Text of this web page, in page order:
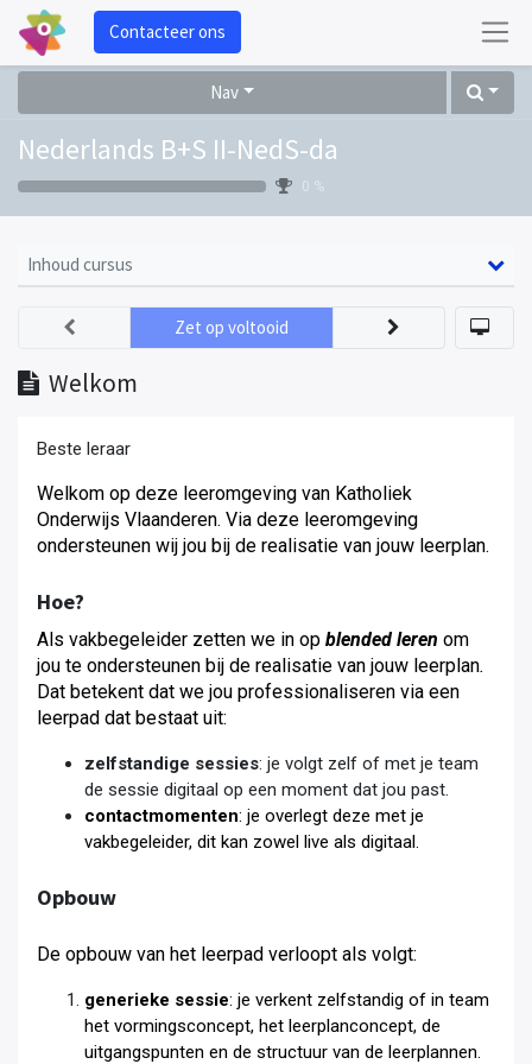
Contacteer ons
Nav
Nederlands B+S II-NedS-da
0 %
Inhoud cursus
Welkom
Zet op voltooid
Beste leraar
Welkom op deze leeromgeving van Katholiek
Onderwijs Vlaanderen. Via deze leeromgeving
ondersteunen wij jou bij de realisatie van jouw leerplan.
Hoe?
Als vakbegeleider zetten we in op blended leren om
jou te ondersteunen bij de realisatie van jouw leerplan.
Dat betekent dat we jou professionaliseren via een
leerpad dat bestaat uit:
zelfstandige sessies: je volgt zelf of met je team
de sessie digitaal op een moment dat jou past.
contactmomenten: je overlegt deze met je
vakbegeleider, dit kan zowel live als digitaal.
Opbouw
De opbouw van het leerpad verloopt als volgt:
generieke sessie: je verkent zelfstandig of in team
het vormingsconcept, het leerplanconcept, de
uitgangspunten en de structuur van de leerplannen.